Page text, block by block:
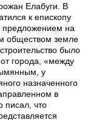
Елабуги. В
к епископу
предложением на
обществом земле
было
города, «между
у
назначенного
в
писал, что